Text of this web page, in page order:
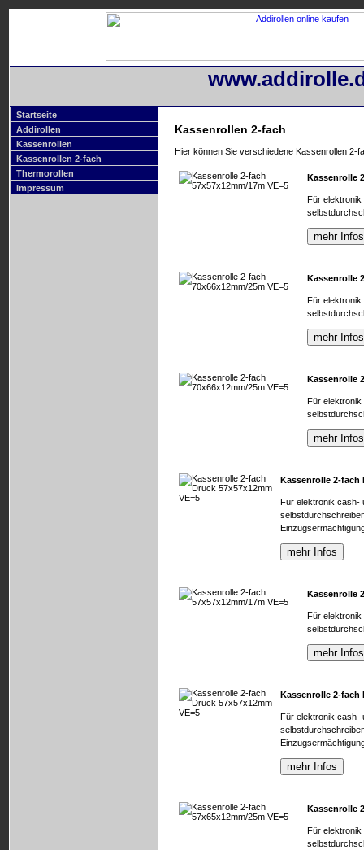
Startseite
Addirollen
Kassenrollen
Kassenrollen 2-fach
Thermorollen
Impressum
Kassenrollen 2-fach
Hier können Sie verschiedene Kassenrollen 2-
Kassenrolle
Für
Kassenrolle
Für
Kassenrolle
Für
Kassenrolle 2-fach
Für elektronik cash-
Kassenrolle
Für
Kassenrolle 2-fach
Für elektronik cash-
Kassenrolle
Für